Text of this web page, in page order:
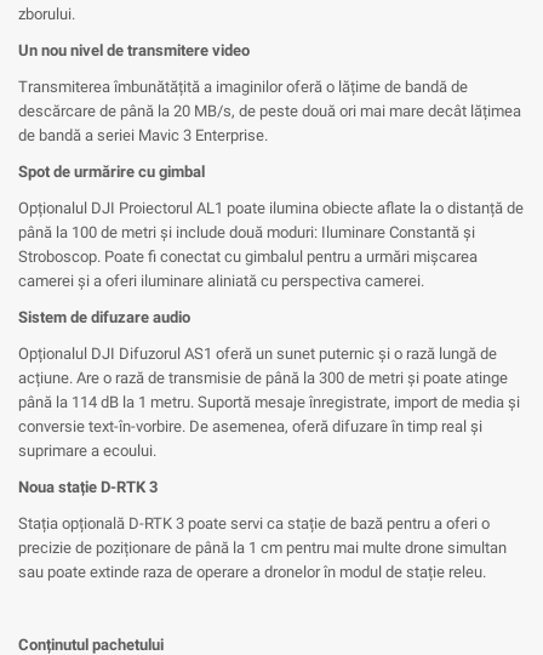
zborului.
Un nou nivel de transmitere video
Transmiterea îmbunătățită a imaginilor oferă o lățime de bandă de
descărcare de până la 20 MB/s, de peste două ori mai mare decât lățimea
de bandă a seriei Mavic 3 Enterprise.
Spot de urmărire cu gimbal
Opționalul DJI Proiectorul AL1 poate ilumina obiecte aflate la o distanță de
până la 100 de metri și include două moduri: Iluminare Constantă și
Stroboscop. Poate fi conectat cu gimbalul pentru a urmări mișcarea
camerei și a oferi iluminare aliniată cu perspectiva camerei.
Sistem de difuzare audio
Opționalul DJI Difuzorul AS1 oferă un sunet puternic și o rază lungă de
acțiune. Are o rază de transmisie de până la 300 de metri și poate atinge
până la 114 dB la 1 metru. Suportă mesaje înregistrate, import de media și
conversie text-în-vorbire. De asemenea, oferă difuzare în timp real și
suprimare a ecoului.
Noua stație D-RTK 3
Stația opțională D-RTK 3 poate servi ca stație de bază pentru a oferi o
precizie de poziționare de până la 1 cm pentru mai multe drone simultan
sau poate extinde raza de operare a dronelor în modul de stație releu.
Conținutul pachetului